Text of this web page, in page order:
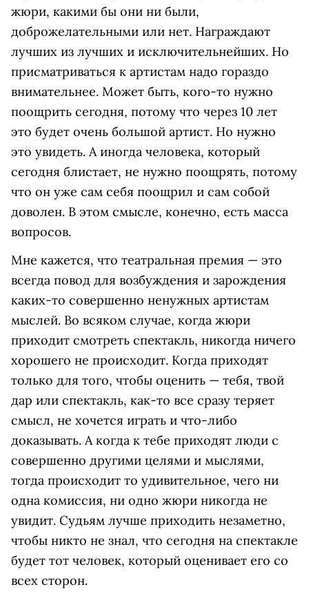
жюри, какими бы они ни были,
доброжелательными или нет. Награждают
лучших из лучших и исключительнейших. Но
присматриваться к артистам надо гораздо
внимательнее. Может быть, кого-то нужно
поощрить сегодня, потому что через 10 лет
это будет очень большой артист. Но нужно
это увидеть. А иногда человека, который
сегодня блистает, не нужно поощрять, потому
что он уже сам себя поощрил и сам собой
доволен. В этом смысле, конечно, есть масса
вопросов.
Мне кажется, что театральная премия — это
всегда повод для возбуждения и зарождения
каких-то совершенно ненужных артистам
мыслей. Во всяком случае, когда жюри
приходит смотреть спектакль, никогда ничего
хорошего не происходит. Когда приходят
только для того, чтобы оценить — тебя, твой
дар или спектакль, как-то все сразу теряет
смысл, не хочется играть и что-либо
доказывать. А когда к тебе приходят люди с
совершенно другими целями и мыслями,
тогда происходит то удивительное, чего ни
одна комиссия, ни одно жюри никогда не
увидит. Судьям лучше приходить незаметно,
чтобы никто не знал, что сегодня на спектакле
будет тот человек, который оценивает его со
всех сторон.